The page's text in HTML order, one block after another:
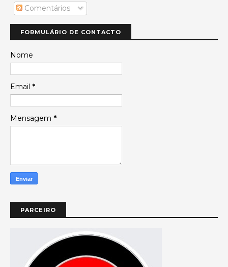
Comentários
FORMULÁRIO DE CONTACTO
Nome
Email *
Mensagem *
PARCEIRO